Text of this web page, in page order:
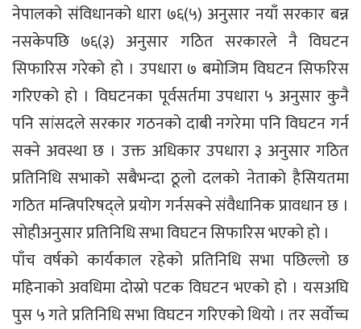
नेपालको संविधानको धारा ७६(५) अनुसार नयाँ सरकार बन्न
नसकेपछि ७६(३) अनुसार गठित सरकारले नै विघटन
सिफारिस गरेको हो । उपधारा ७ बमोजिम विघटन सिफरिस
गरिएको हो । विघटनका पूर्वसर्तमा उपधारा ५ अनुसार कुनै
पनि सांसदले सरकार गठनको दाबी नगरेमा पनि विघटन गर्न
सक्ने अवस्था छ । उक्त अधिकार उपधारा ३ अनुसार गठित
प्रतिनिधि सभाको सबैभन्दा ठूलो दलको नेताको हैसियतमा
गठित मन्त्रिपरिषद्ले प्रयोग गर्नसक्ने संवैधानिक प्रावधान छ ।
सोहीअनुसार प्रतिनिधि सभा विघटन सिफारिस भएको हो ।
पाँच वर्षको कार्यकाल रहेको प्रतिनिधि सभा पछिल्लो छ
महिनाको अवधिमा दोस्रो पटक विघटन भएको हो । यसअघि
पुस ५ गते प्रतिनिधि सभा विघटन गरिएको थियो । तर सर्वोच्च